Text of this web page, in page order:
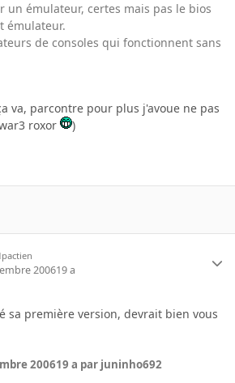
un émulateur, certes mais pas le bios
émulateur.
de consoles qui fonctionnent sans
va, parcontre pour plus j'avoue ne pas
roxor
)
200619 a
sa première version, devrait bien vous
200619 a par juninho692